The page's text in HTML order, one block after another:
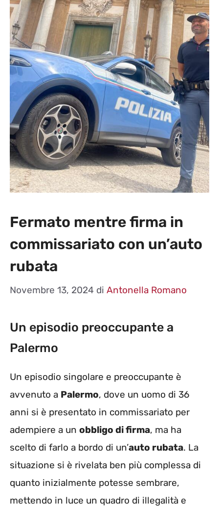
Fermato mentre firma in
commissariato con un’auto
rubata
Novembre 13, 2024 di Antonella Romano
Un episodio preoccupante a
Palermo
Un episodio singolare e preoccupante è
avvenuto a Palermo, dove un uomo di 36
anni si è presentato in commissariato per
adempiere a un obbligo di firma, ma ha
scelto di farlo a bordo di un’auto rubata. La
situazione si è rivelata ben più complessa di
quanto inizialmente potesse sembrare,
mettendo in luce un quadro di illegalità e